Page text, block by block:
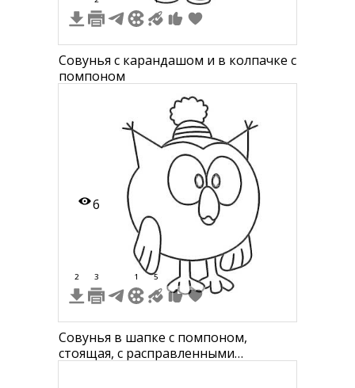
Совунья с карандашом и в колпачке с
помпоном
6
2 3 1 5
Совунья в шапке с помпоном,
стоящая, с расправленными